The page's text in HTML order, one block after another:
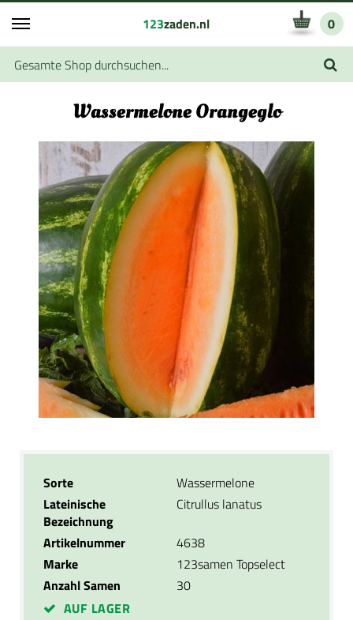
123zaden.nl 0
Wassermelone Orangeglo
Sorte
Wassermelone
Lateinische
Bezeichnung
Citrullus lanatus
Artikelnummer
4638
Marke
123samen Topselect
Anzahl Samen
30
AUF LAGER